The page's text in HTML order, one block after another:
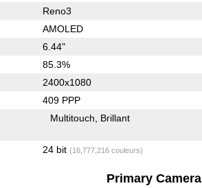
Reno3
AMOLED
6.44"
85.3%
2400x1080
409 PPP
Multitouch Brillant
24 bit (16,777,216 couleurs)
Primary Camera